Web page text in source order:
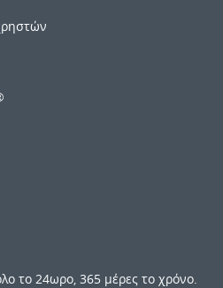
το 24ωρο, 365 μέρες το χρόνο.